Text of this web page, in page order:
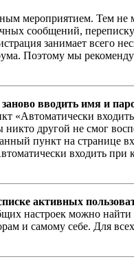
мероприятием. Тем
сообщений,
занимает всего
Поэтому мы
вводить имя и
«Автоматически
никто другой не смог
пункт на странице
входить при
активных
настроек можно
и самому себе. Для